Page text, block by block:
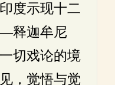
度示现十二
释迦牟尼
切戏论的境
，觉悟与觉